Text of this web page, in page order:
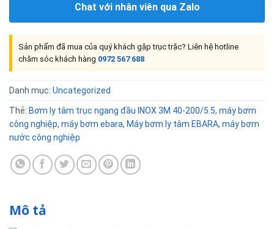
Chat với nhân viên qua Zalo
Sản phẩm đã mua của quý khách gặp trục trặc? Liên hệ hotline
chăm sóc khách hàng 0972 567 688
Danh mục: Uncategorized
Thẻ: Bơm ly tâm trục ngang đầu INOX 3M 40-200/5.5, máy bơm
công nghiệp, máy bơm ebara, Máy bơm ly tâm EBARA, máy bơm
nước công nghiệp
Mô tả